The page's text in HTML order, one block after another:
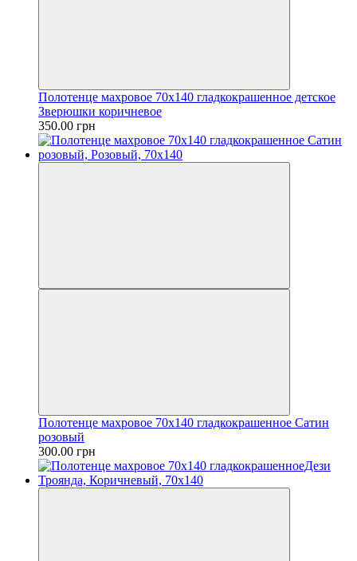
Полотенце махровое 70х140 гладкокрашенное детское
Зверюшки коричневое
350.00 грн
Полотенце махровое 70х140 гладкокрашенное Сатин
розовый
300.00 грн